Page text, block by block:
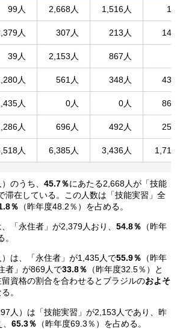
99人 2,668人 1,516人 13
人 307人 213人 149
39人 2,153人 867人
人 561人 348人 431
人 0人 0人 869
人 696人 492人 252
人 6,385人 3,436人 1,717
のうち、 45.7％にあたる2,668人が「技能
滞在している。この人数は「技能実習」全
％ （昨年度48.2％）を占める。
「永住者」が2,379人おり、 54.8％ （昨年
は、「永住者」が1,435人で55.9％ （昨年
者」が869人で33.8％ （昨年度32.5％）と
資格の割合を合わせるとブラジルのおよそ
。
人）は「技能実習」が2,153人であり、昨
65.3％ （昨年度69.3％）を占める。